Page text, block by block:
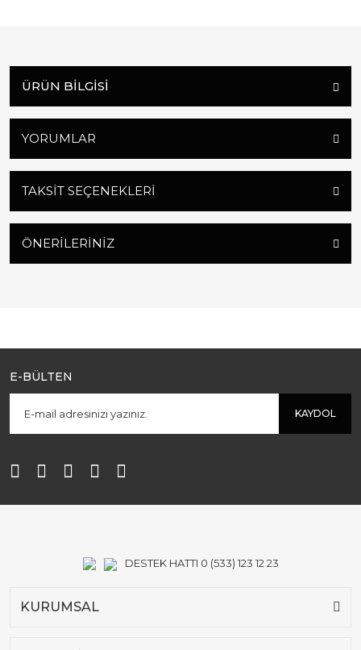
ÜRÜN BILGISI
YORUMLAR
TAKSIT SEÇENEKLERI
ÖNERILERINIZ
E-BÜLTEN
KAYDOL
DESTEK HATTI 0 (533) 123 12 23
KURUMSAL